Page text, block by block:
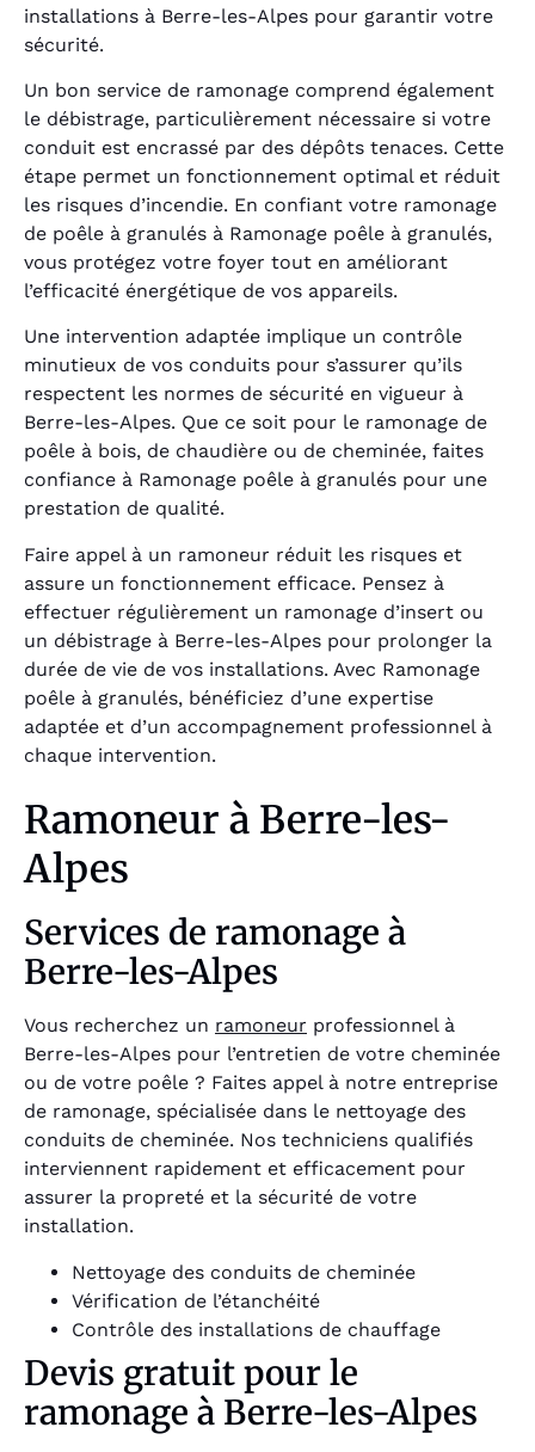
installations à Berre-les-Alpes pour garantir votre
sécurité.
Un bon service de ramonage comprend également
le débistrage, particulièrement nécessaire si votre
conduit est encrassé par des dépôts tenaces. Cette
étape permet un fonctionnement optimal et réduit
les risques d’incendie. En confiant votre ramonage
de poêle à granulés à Ramonage poêle à granulés,
vous protégez votre foyer tout en améliorant
l’efficacité énergétique de vos appareils.
Une intervention adaptée implique un contrôle
minutieux de vos conduits pour s’assurer qu’ils
respectent les normes de sécurité en vigueur à
Berre-les-Alpes. Que ce soit pour le ramonage de
poêle à bois, de chaudière ou de cheminée, faites
confiance à Ramonage poêle à granulés pour une
prestation de qualité.
Faire appel à un ramoneur réduit les risques et
assure un fonctionnement efficace. Pensez à
effectuer régulièrement un ramonage d’insert ou
un débistrage à Berre-les-Alpes pour prolonger la
durée de vie de vos installations. Avec Ramonage
poêle à granulés, bénéficiez d’une expertise
adaptée et d’un accompagnement professionnel à
chaque intervention.
Ramoneur à Berre-les-
Alpes
Services de ramonage à
Berre-les-Alpes
Vous recherchez un ramoneur professionnel à
Berre-les-Alpes pour l’entretien de votre cheminée
ou de votre poêle ? Faites appel à notre entreprise
de ramonage, spécialisée dans le nettoyage des
conduits de cheminée. Nos techniciens qualifiés
interviennent rapidement et efficacement pour
assurer la propreté et la sécurité de votre
installation.
Nettoyage des conduits de cheminée
Vérification de l’étanchéité
Contrôle des installations de chauffage
Devis gratuit pour le
ramonage à Berre-les-Alpes